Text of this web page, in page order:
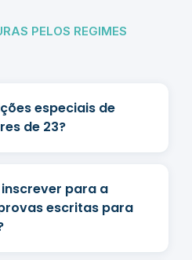
PELOS REGIMES
especiais de
de 23?
para a
escritas para